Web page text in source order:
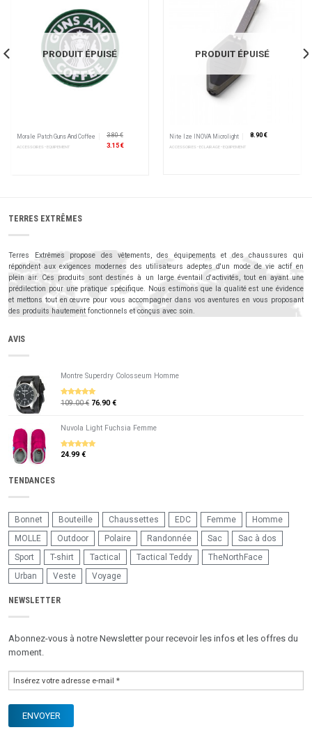
PRODUIT ÉPUISÉ
Morale Patch Guns And Coffee
ACCESSOIRES • EQUIPEMENT
3.80 €
3.15 €
PRODUIT ÉPUISÉ
Nite Ize INOVA Microlight
ACCESSOIRES • ECLAIRAGE • EQUIPEMENT
8.90 €
TERRES EXTRÊMES
Terres Extrêmes propose des vêtements, des équipements et des chaussures qui
répondent aux exigences modernes des utilisateurs adeptes d'un mode de vie actif en
plein air. Ces produits sont destinés à un large éventail d'activités, tout en ayant une
prédilection pour une pratique spécifique. Nous estimons que la qualité est une évidence
et mettons tout en œuvre pour vous accompagner dans vos aventures en vous proposant
des produits hautement fonctionnels et conçus avec soin.
AVIS
Montre Superdry Colosseum Homme
5sur 5
109.00 € 76.90 €
Nuvola Light Fuchsia Femme
5sur 5
24.99 €
TENDANCES
Bonnet Bouteille Chaussettes EDC Femme
Homme
MOLLE
Outdoor Polaire Randonnée Sac
Sac à dos
Sport
T-shirt Tactical Tactical Teddy
TheNorthFace
Urban
Veste Voyage
NEWSLETTER
Abonnez-vous à notre Newsletter pour recevoir les infos et les offres du
moment.